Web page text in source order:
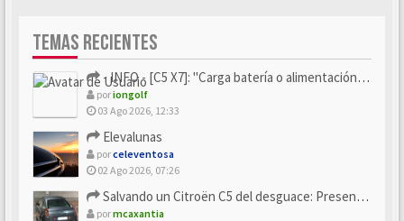
TEMAS RECIENTES
- INFO - [C5 X7]: "Carga batería o alimentación eléctri...
poriongolf
03 Ago 2026, 12:33
Elevalunas
porceleventosa
02 Ago 2026, 07:26
Salvando un Citroën C5 del desguace: Presentación y seguimiento
pormcaxantia